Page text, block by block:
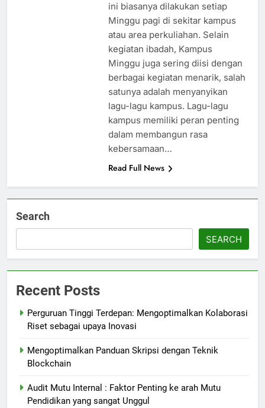
ini biasanya dilakukan setiap
Minggu pagi di sekitar kampus
atau area perkuliahan. Selain
kegiatan ibadah, Kampus
Minggu juga sering diisi dengan
berbagai kegiatan menarik, salah
satunya adalah menyanyikan
lagu-lagu kampus. Lagu-lagu
kampus memiliki peran penting
dalam membangun rasa
kebersamaan…
Read Full News
Search
SEARCH
Recent Posts
Perguruan Tinggi Terdepan: Mengoptimalkan Kolaborasi
Riset sebagai upaya Inovasi
Mengoptimalkan Panduan Skripsi dengan Teknik
Blockchain
Audit Mutu Internal : Faktor Penting ke arah Mutu
Pendidikan yang sangat Unggul